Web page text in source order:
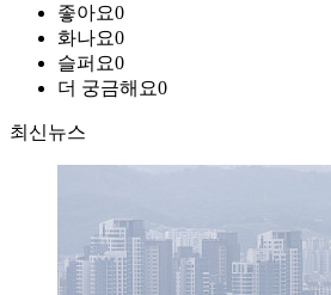
좋아요0
화나요0
슬퍼요0
더 궁금해요0
최신뉴스